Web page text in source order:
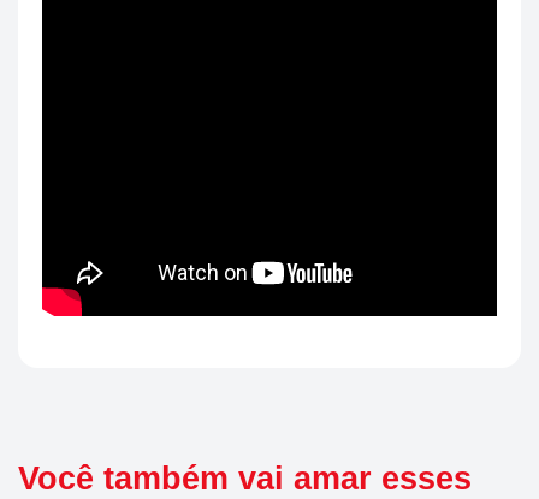
Você também vai amar esses